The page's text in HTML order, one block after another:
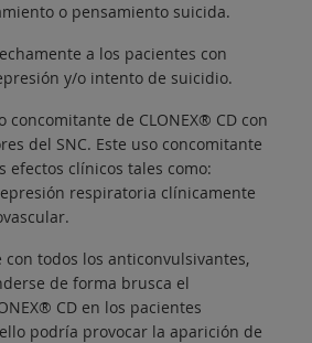
o pensamiento suicida.
a los pacientes con
y/o intento de suicidio.
concomitante de CLONEX® CD con
del SNC. Este uso concomitante
efectos clínicos tales como:
respiratoria clínicamente
todos los anticonvulsivantes,
de forma brusca el
CD en los pacientes
podría provocar la aparición de